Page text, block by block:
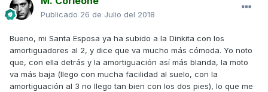
Publicado 26 de Julio del 2018
Bueno, mi Santa Esposa ya ha subido a la Dinkita con los
amortiguadores al 2, y dice que va mucho más cómoda. Yo noto
que, con ella detrás y la amortiguación así más blanda, la moto
va más baja (llego con mucha facilidad al suelo, con la
amortiguación al 3 no llego tan bien con los dos pies), lo que me